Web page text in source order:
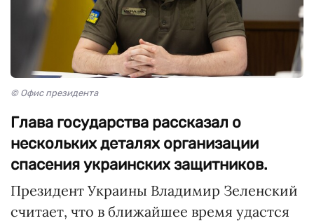
© Офис президента
Глава государства рассказал о
нескольких деталях организации
спасения украинских защитников.
Президент Украины Владимир Зеленский
считает, что в ближайшее время удастся